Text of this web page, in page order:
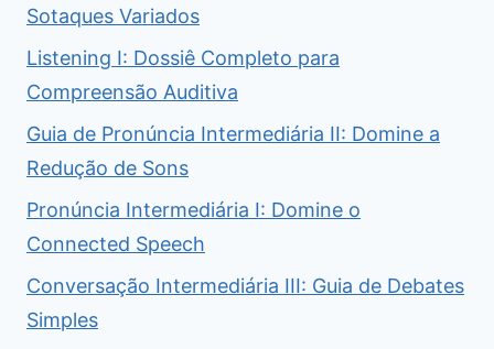
Sotaques Variados
Listening I: Dossiê Completo para
Compreensão Auditiva
Guia de Pronúncia Intermediária II: Domine a
Redução de Sons
Pronúncia Intermediária I: Domine o
Connected Speech
Conversação Intermediária III: Guia de Debates
Simples